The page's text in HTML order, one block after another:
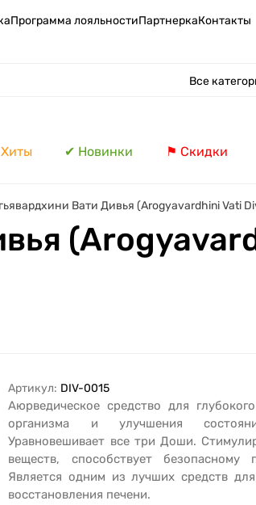
Программа лояльностиПартнеркаКонтакты
Все
✔ Новинки ⚑ Скидки
Вати Дивья (Arogyavardhini Vati
Артикул: DIV-0015
Аюрведическое средство для
организма и улучшения
Уравновешивает все три Доши.
веществ, способствует безопасному
Является одним из лучших средств
восстановления печени.